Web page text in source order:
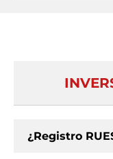
¿Registro